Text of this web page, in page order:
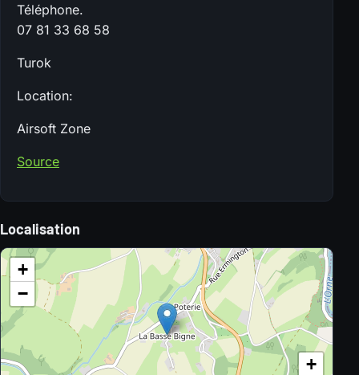
Téléphone.
07 81 33 68 58
Turok
Location:
Airsoft Zone
Source
Localisation
+
−
+